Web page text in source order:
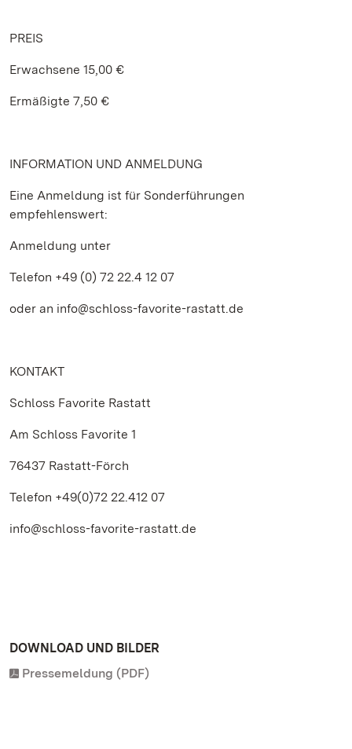
PREIS
Erwachsene 15,00 €
Ermäßigte 7,50 €
INFORMATION UND ANMELDUNG
Eine Anmeldung ist für Sonderführungen
empfehlenswert:
Anmeldung unter
Telefon +49 (0) 72 22.4 12 07
oder an info@schloss-favorite-rastatt.de
KONTAKT
Schloss Favorite Rastatt
Am Schloss Favorite 1
76437 Rastatt-Förch
Telefon +49(0)72 22.412 07
info@schloss-favorite-rastatt.de
DOWNLOAD UND BILDER
Pressemeldung (PDF)